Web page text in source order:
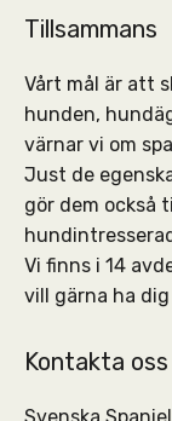
Tillsammans
Vårt mål är att
hunden,
värnar vi om
Just de
gör dem också
Vi finns i 14
vill gärna ha
Kontakta oss
Svenska